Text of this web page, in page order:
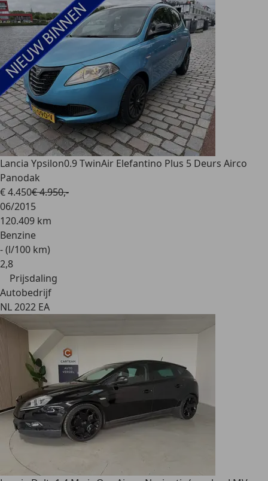
Lancia Ypsilon0.9 TwinAir Elefantino Plus 5 Deurs Airco
Panodak
€ 4.450€ 4.950,-
06/2015
120.409 km
Benzine
- (l/100 km)
2,8
Prijsdaling
Autobedrijf
NL 2022 EA